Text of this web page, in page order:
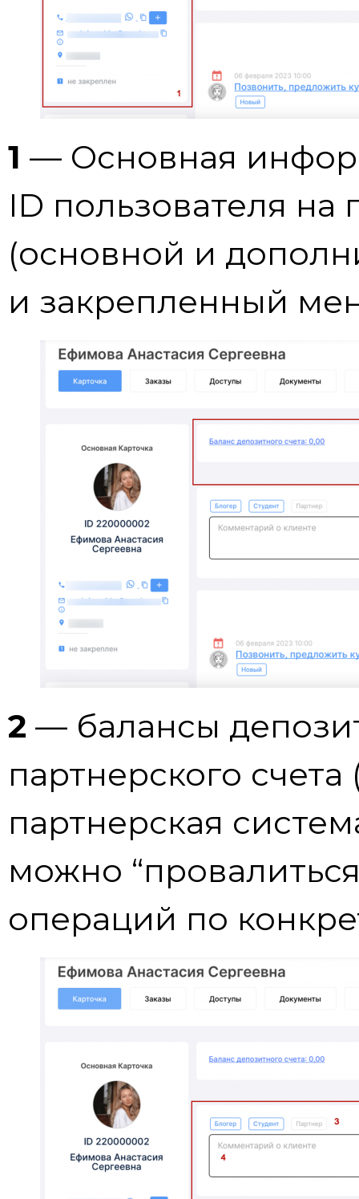
1 — Основная
ID пользователя
(основной и
и закрепленный
2 — балансы
партнерского
партнерская
можно
операций по